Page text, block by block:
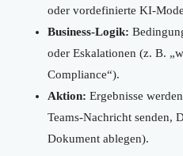
oder vordefinierte KI-
Business-Logik:
oder Eskalationen (z. B.
Compliance“).
Aktion: Ergebnisse
Teams-Nachricht senden,
Dokument ablegen).